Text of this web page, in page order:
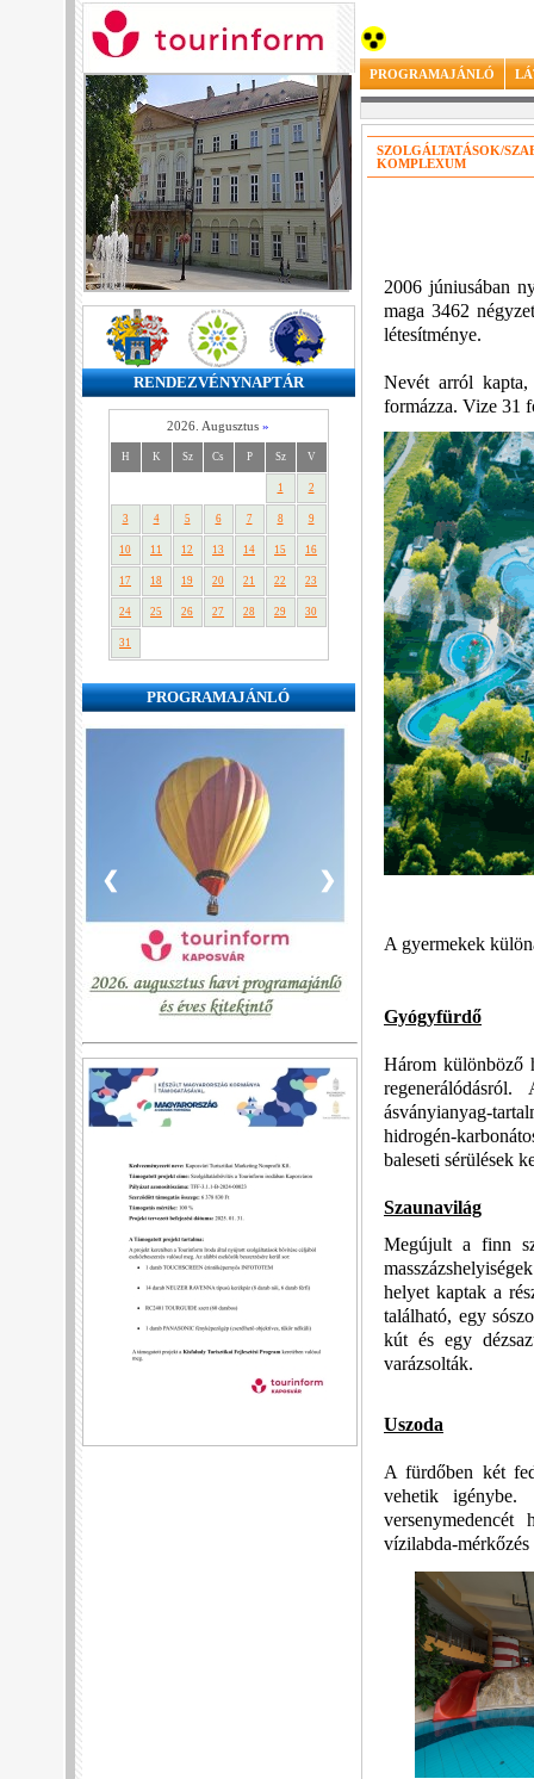
RENDEZVÉNYNAPTÁR
2026. Augusztus »
H K Sz Cs P Sz V
1 2
3 4 5 6 7 8 9
10 11 12 13 14 15 16
17 18 19 20 21 22 23
24 25 26 27 28 29 30
31
PROGRAMAJÁNLÓ
❮ ❯
PROGRAMAJÁNLÓ
SZOLGÁLTATÁSOK/
KOMPLEXUM
2006 júniusában
maga 3462
létesítménye.
Nevét arról kapta,
formázza. Vize 31
A gyermekek
Gyógyfürdő
Három különböző
ásványianyag-
hidrogén-
baleseti sérülések
Szaunavilág
Megújult a finn
helyet kaptak a
található, egy
kút és egy
varázsolták.
Uszoda
A fürdőben két
vehetik igénybe.
vízilabda-